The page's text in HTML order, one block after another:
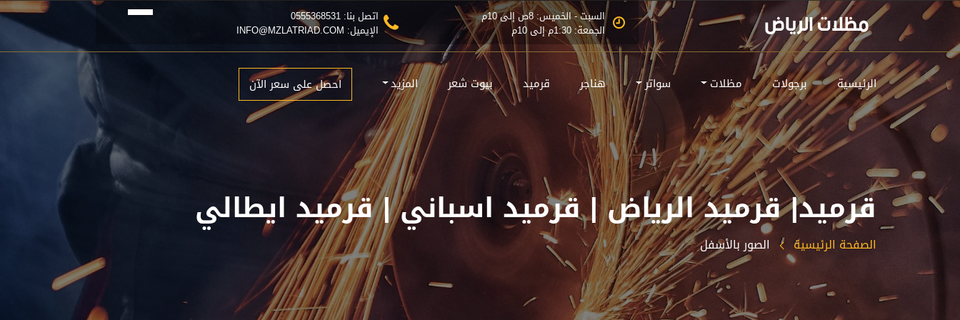
السبت - الخميس: 8ص إلى 10م
الجمعة: 1:30م إلى 10م
اتصل بنا: 0555368531
الإيميل: INFO@MZLATRIAD.COM
الرئيسية برجولات مظلات سواتر هناجر قرميد بيوت شعر المزيد احصل على سعر الآن
‫قرميد| قرميد الرياض | قرميد اسباني | قرميد ايطالي
الصفحة الرئيسية الصور بالأسفل